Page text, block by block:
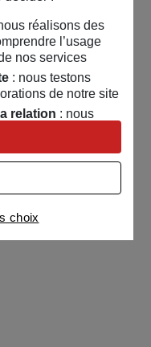
réalisons des
l’usage
nos services
: nous testons
de notre site
relation : nous
adapter nos
offres
utilisons avec
pour afficher des
et la liste de nos
choix